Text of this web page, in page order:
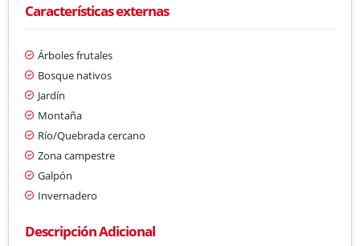
Características externas
Árboles frutales
Bosque nativos
Jardín
Montaña
Río/Quebrada cercano
Zona campestre
Galpón
Invernadero
Descripción Adicional